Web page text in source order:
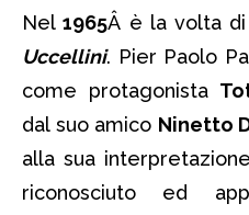
Nel1965Â è la volta di
Uccellini. Pier Paolo
come protagonista
dal suo amico Ninetto
alla sua
riconosciuto ed